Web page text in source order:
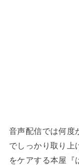
音声配信では何度
でしっかり取り上
をケアする本屋『